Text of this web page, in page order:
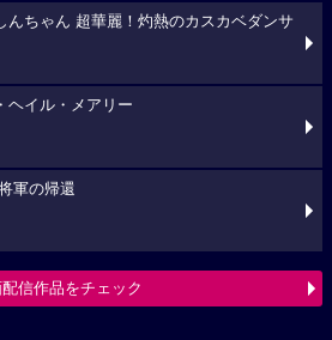
んちゃん 超華麗！灼熱のカスカベダンサ
ヘイル・メアリー
軍の帰還
信作品をチェック